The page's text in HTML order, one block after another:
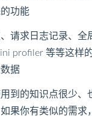
功能
请求日志记录、
profiler 等等这
据
到的知识点很少
果你有类似的需求